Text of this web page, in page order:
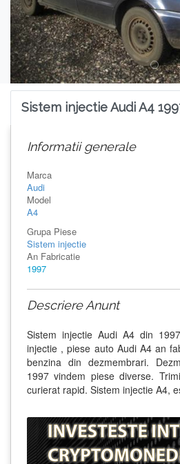
Sistem injectie Audi A4
Informatii generale
Marca
Audi
Model
A4
Grupa Piese
Sistem injectie
An Fabricatie
1997
Descriere Anunt
Sistem injectie Audi A4 din
injectie , piese auto Audi A4 an
benzina din dezmembrari.
1997 vindem piese diverse.
curierat rapid. Sistem injectie A4,